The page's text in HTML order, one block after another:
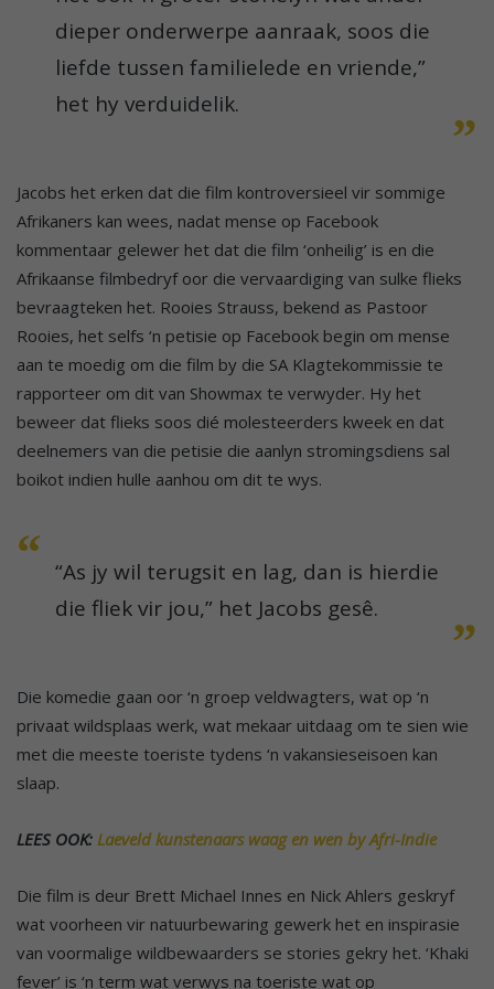
dieper onderwerpe aanraak, soos die
liefde tussen familielede en vriende,”
het hy verduidelik.
Jacobs het erken dat die film kontroversieel vir sommige
Afrikaners kan wees, nadat mense op Facebook
kommentaar gelewer het dat die film ‘onheilig’ is en die
Afrikaanse filmbedryf oor die vervaardiging van sulke flieks
bevraagteken het. Rooies Strauss, bekend as Pastoor
Rooies, het selfs ‘n petisie op Facebook begin om mense
aan te moedig om die film by die SA Klagtekommissie te
rapporteer om dit van Showmax te verwyder. Hy het
beweer dat flieks soos dié molesteerders kweek en dat
deelnemers van die petisie die aanlyn stromingsdiens sal
boikot indien hulle aanhou om dit te wys.
“As jy wil terugsit en lag, dan is hierdie
die fliek vir jou,” het Jacobs gesê.
Die komedie gaan oor ‘n groep veldwagters, wat op ‘n
privaat wildsplaas werk, wat mekaar uitdaag om te sien wie
met die meeste toeriste tydens ‘n vakansieseisoen kan
slaap.
LEES OOK: Laeveld kunstenaars waag en wen by Afri-Indie
Die film is deur Brett Michael Innes en Nick Ahlers geskryf
wat voorheen vir natuurbewaring gewerk het en inspirasie
van voormalige wildbewaarders se stories gekry het. ‘Khaki
fever’ is ‘n term wat verwys na toeriste wat op